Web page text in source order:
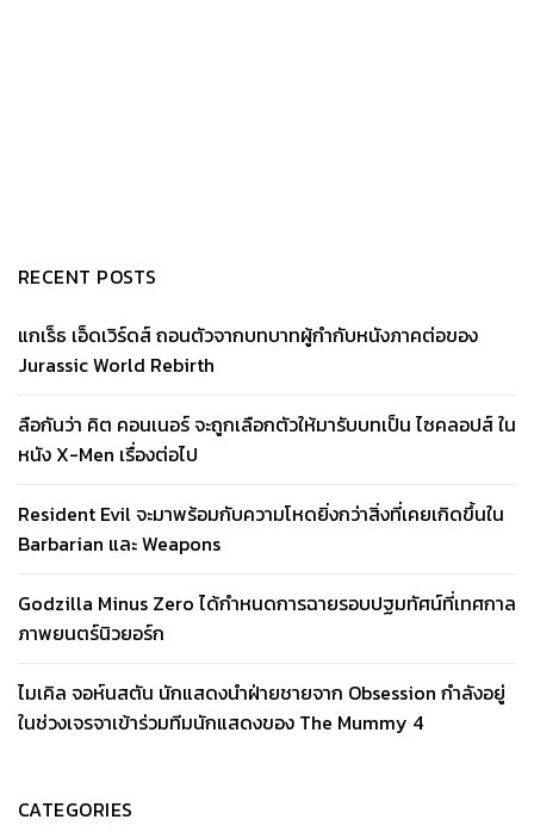
RECENT POSTS
แกเร็ธ เอ็ดเวิร์ดส์ ถอนตัวจากบทบาทผู้กำกับหนังภาคต่อของ
Jurassic World Rebirth
ลือกันว่า คิต คอนเนอร์ จะถูกเลือกตัวให้มารับบทเป็น ไซคลอปส์ ใน
หนัง X-Men เรื่องต่อไป
Resident Evil จะมาพร้อมกับความโหดยิ่งกว่าสิ่งที่เคยเกิดขึ้นใน
Barbarian และ Weapons
Godzilla Minus Zero ได้กำหนดการฉายรอบปฐมทัศน์ที่เทศกาล
ภาพยนตร์นิวยอร์ก
ไมเคิล จอห์นสตัน นักแสดงนำฝ่ายชายจาก Obsession กำลังอยู่
ในช่วงเจรจาเข้าร่วมทีมนักแสดงของ The Mummy 4
CATEGORIES